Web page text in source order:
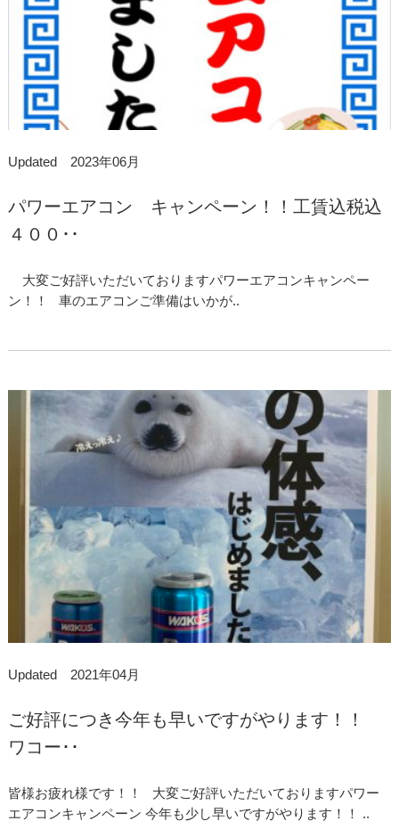
Updated 2023年06月
パワーエアコン キャンペーン！！工賃込税込
４００･･
大変ご好評いただいておりますパワーエアコンキャンペー
ン！！ 車のエアコンご準備はいかが..
Updated 2021年04月
ご好評につき今年も早いですがやります！！
ワコー･･
皆様お疲れ様です！！ 大変ご好評いただいておりますパワー
エアコンキャンペーン 今年も少し早いですがやります！！ ..